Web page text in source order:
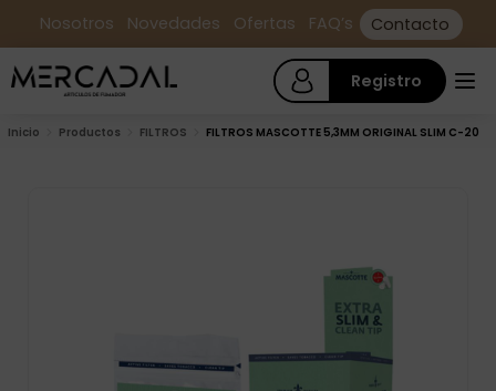
Nosotros Novedades Ofertas FAQ’s Contacto
Registro
Inicio Productos FILTROS FILTROS MASCOTTE 5,3MM ORIGINAL SLIM C-20